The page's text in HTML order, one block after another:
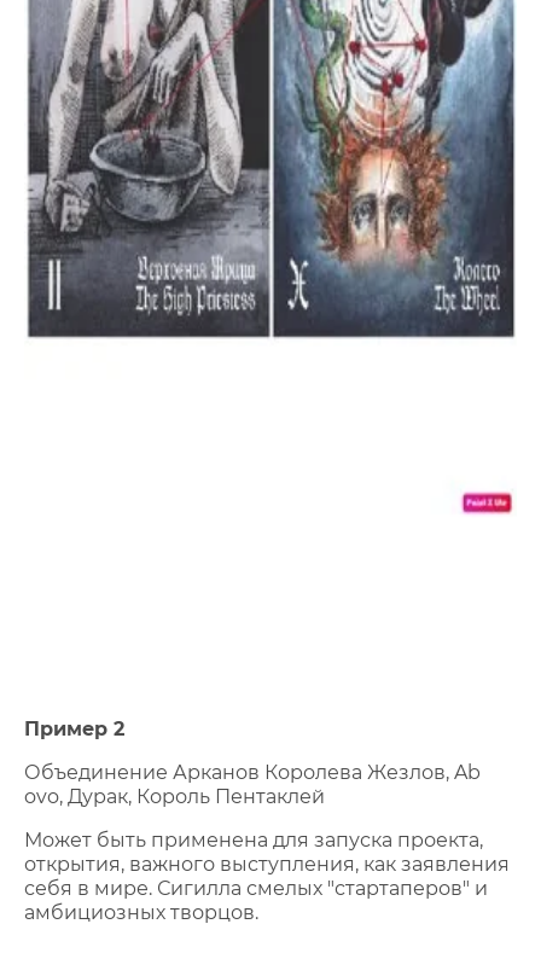
Пример 2
Объединение Арканов Королева Жезлов, Ab
ovo, Дурак, Король Пентаклей
Может быть применена для запуска проекта,
открытия, важного выступления, как заявления
себя в мире. Сигилла смелых "стартаперов" и
амбициозных творцов.